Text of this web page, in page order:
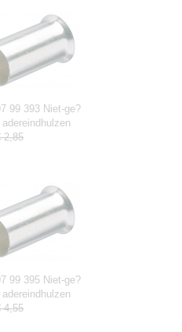
99 393 Niet-ge?
2,85
99 395 Niet-ge?
4,55